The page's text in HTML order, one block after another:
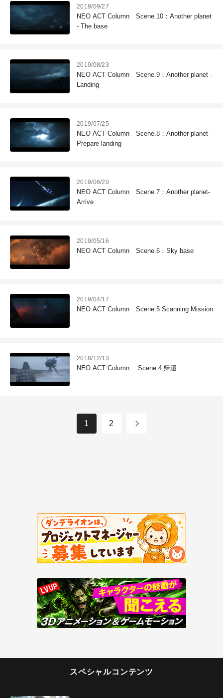
2019/09/27
NEO ACT Column Scene.10：Another planet
- The base
2019/08/23
NEO ACT Column Scene.9：Another planet -
Landing
2019/07/25
NEO ACT Column Scene.8：Another planet -
Prepare landing
2019/06/20
NEO ACT Column Scene.7：Another planet-
Arrive
2019/05/16
NEO ACT Column Scene.6：Sky base
2019/04/17
NEO ACT Column Scene.5 Scanning Mission
2018/12/13
NEO ACT Column Scene.4 帰還
1 2
スペシャルコンテンツ